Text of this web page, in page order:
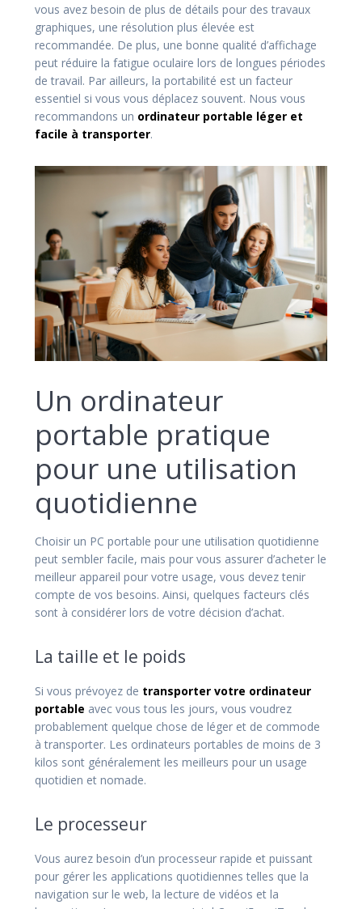
vous avez besoin de plus de détails pour des travaux
graphiques, une résolution plus élevée est
recommandée. De plus, une bonne qualité d’affichage
peut réduire la fatigue oculaire lors de longues périodes
de travail. Par ailleurs, la portabilité est un facteur
essentiel si vous vous déplacez souvent. Nous vous
recommandons un ordinateur portable léger et
facile à transporter.
Un ordinateur
portable pratique
pour une utilisation
quotidienne
Choisir un PC portable pour une utilisation quotidienne
peut sembler facile, mais pour vous assurer d’acheter le
meilleur appareil pour votre usage, vous devez tenir
compte de vos besoins. Ainsi, quelques facteurs clés
sont à considérer lors de votre décision d’achat.
La taille et le poids
Si vous prévoyez de transporter votre ordinateur
portable avec vous tous les jours, vous voudrez
probablement quelque chose de léger et de commode
à transporter. Les ordinateurs portables de moins de 3
kilos sont généralement les meilleurs pour un usage
quotidien et nomade.
Le processeur
Vous aurez besoin d’un processeur rapide et puissant
pour gérer les applications quotidiennes telles que la
navigation sur le web, la lecture de vidéos et la